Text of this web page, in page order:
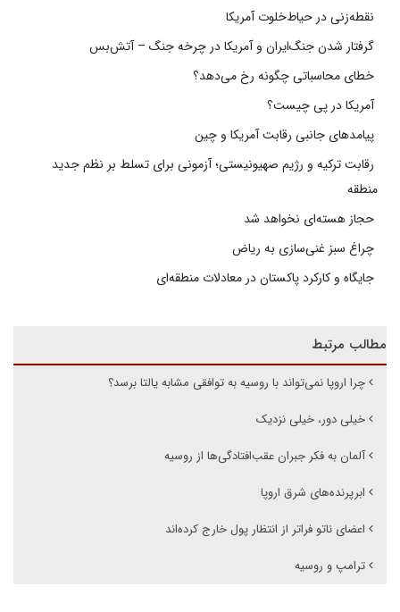
نقطه‌زنی در حیاط‌خلوت آمریکا
گرفتار شدن جنگ‌ایران و آمریکا در چرخه جنگ – آتش‌بس
خطای محاسباتی چگونه رخ می‌دهد؟
آمریکا در پی چیست؟
پیامدهای جانبی رقابت آمریکا و چین
رقابت ترکیه و رژیم صهیونیستی؛ آزمونی برای تسلط بر نظم جدید
منطقه
حجاز هسته‌ای نخواهد شد
چراغ سبز غنی‌سازی به ریاض
جایگاه و کارکرد پاکستان در معادلات منطقه‌ای
مطالب مرتبط
چرا اروپا نمی‌تواند با روسیه به توافقی مشابه یالتا برسد؟
خیلی دور، خیلی نزدیک
آلمان به فکر جبران عقب‌افتادگی‌ها از روسیه
ابرپرنده‌های شرق اروپا
اعضای ناتو فراتر از انتظار پول خارج کرده‌اند
ترامپ و روسیه